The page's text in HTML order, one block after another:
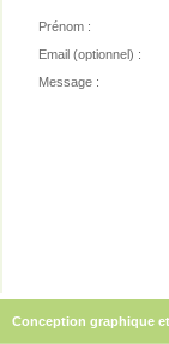
Prénom :
Email (optionnel) :
Message :
Conception graphique